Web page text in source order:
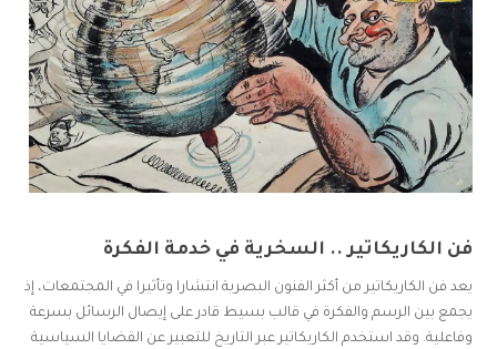
فن الكاريكاتير .. السخرية في خدمة الفكرة
يعد فن الكاريكاتير من أكثر الفنون البصرية انتشارا وتأثيرا في المجتمعات، إذ
يجمع بين الرسم والفكرة في قالب بسيط قادر على إيصال الرسائل بسرعة
وفاعلية. وقد استخدم الكاريكاتير عبر التاريخ للتعبير عن القضايا السياسية